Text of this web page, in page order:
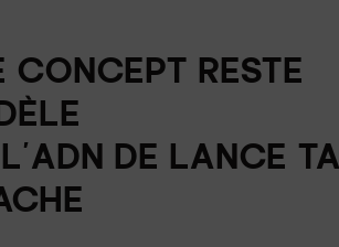
CONCEPT RESTE
DE LANCE TA